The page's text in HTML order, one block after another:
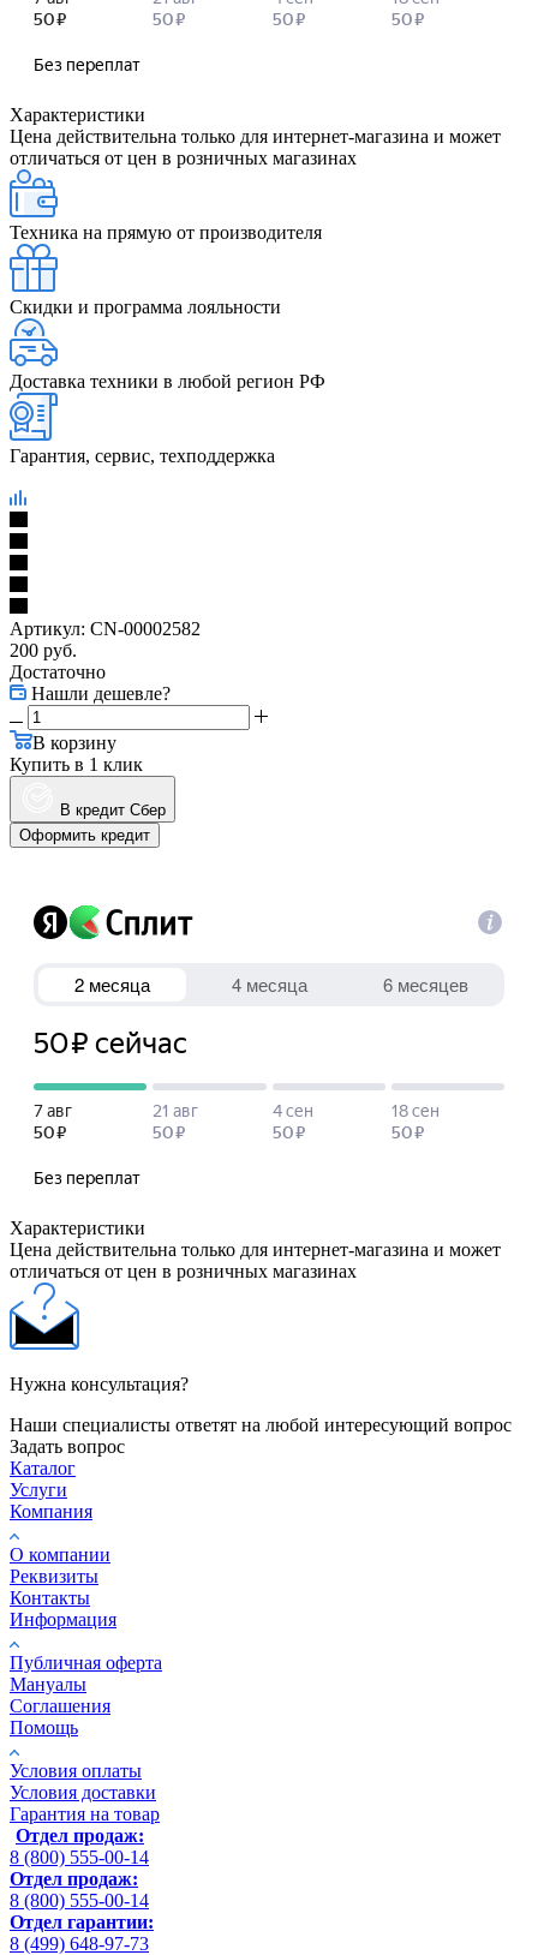
Характеристики
Цена действительна только для интернет-магазина и может
отличаться от цен в розничных магазинах
Техника на прямую от производителя
Скидки и программа лояльности
Доставка техники в любой регион РФ
Гарантия, сервис, техподдержка
Артикул: CN-00002582
200 руб.
Достаточно
Нашли дешевле?
В корзину
Купить в 1 клик
В кредит Сбер
Оформить кредит
Характеристики
Цена действительна только для интернет-магазина и может
отличаться от цен в розничных магазинах
Нужна консультация?
Наши специалисты ответят на любой интересующий вопрос
Задать вопрос
Каталог
Услуги
Компания
О компании
Реквизиты
Контакты
Информация
Публичная оферта
Мануалы
Соглашения
Помощь
Условия оплаты
Условия доставки
Гарантия на товар
Отдел продаж:
8 (800) 555-00-14
Отдел продаж:
8 (800) 555-00-14
Отдел гарантии:
8 (499) 648-97-73